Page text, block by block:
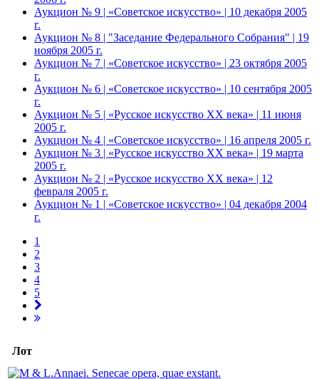
Аукцион № 9 | «Советское искусство» | 10 декабря 2005
г.
Аукцион № 8 | "Заседание Федерального Собрания" | 19
ноября 2005 г.
Аукцион № 7 | «Советское искусство» | 23 октября 2005
г.
Аукцион № 6 | «Советское искусство» | 10 сентября 2005
г.
Аукцион № 5 | «Русское искусство ХХ века» | 11 июня
2005 г.
Аукцион № 4 | «Советское искусство» | 16 апреля 2005 г.
Аукцион № 3 | «Русское искусство ХХ века» | 19 марта
2005 г.
Аукцион № 2 | «Русское искусство ХХ века» | 12
февраля 2005 г.
Аукцион № 1 | «Советское искусство» | 04 декабря 2004
г.
1
2
3
4
5
Лот